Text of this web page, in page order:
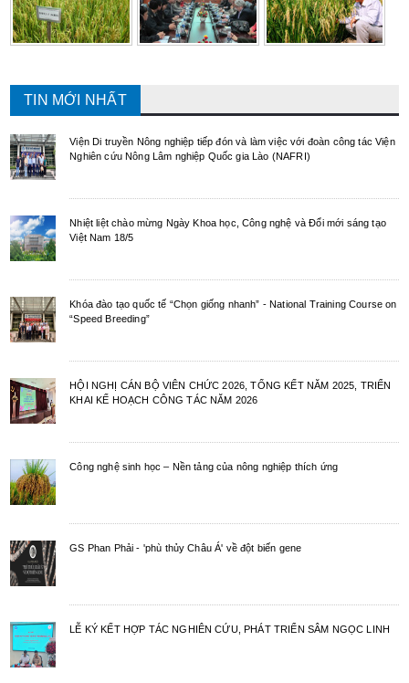
TIN MỚI NHẤT
Viện Di truyền Nông nghiệp tiếp đón và làm việc với đoàn công tác Viện
Nghiên cứu Nông Lâm nghiệp Quốc gia Lào (NAFRI)
Nhiệt liệt chào mừng Ngày Khoa học, Công nghệ và Đổi mới sáng tạo
Việt Nam 18/5
Khóa đào tạo quốc tế “Chọn giống nhanh” - National Training Course on
“Speed Breeding”
HỘI NGHỊ CÁN BỘ VIÊN CHỨC 2026, TỔNG KẾT NĂM 2025, TRIỂN
KHAI KẾ HOẠCH CÔNG TÁC NĂM 2026
Công nghệ sinh học – Nền tảng của nông nghiệp thích ứng
GS Phan Phải - 'phù thủy Châu Á' về đột biến gene
LỄ KÝ KẾT HỢP TÁC NGHIÊN CỨU, PHÁT TRIỂN SÂM NGỌC LINH